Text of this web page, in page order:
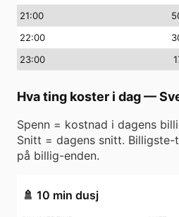
21:00
22:00
23:00
Hva ting koster i dag—
Spenn = kostnad i dagens
Snitt = dagens snitt.
på billig-enden.
🚿 10 min dusj